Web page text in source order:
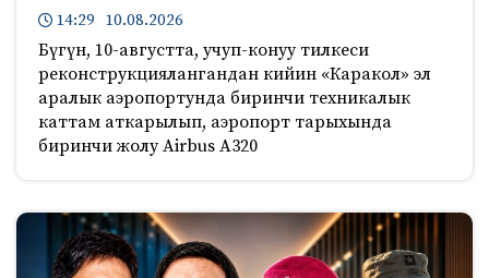
14:29 10.08.2026
Бүгүн, 10-августта, учуп-конуу тилкеси
реконструкциялангандан кийин «Каракол» эл
аралык аэропортунда биринчи техникалык
каттам аткарылып, аэропорт тарыхында
биринчи жолу Airbus A320